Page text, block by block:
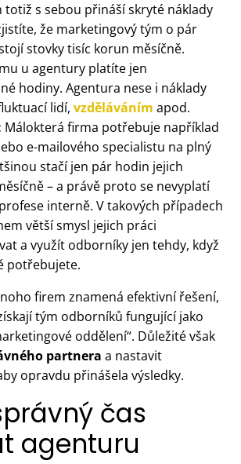
totiž s sebou přináší skryté náklady
že marketingový tým o pár
stovky tisíc korun měsíčně.
u agentury platíte jen
hodiny. Agentura nese i náklady
lidí, vzděláváním apod.
Málokterá firma potřebuje například
e-mailového specialistu na plný
stačí jen pár hodin jejich
– a právě proto se nevyplatí
interně. V takových případech
větší smysl jejich práci
a využít odborníky jen tehdy, když
potřebujete.
firem znamená efektivní řešení,
tým odborníků fungující jako
oddělení“. Důležité však
partnera a nastavit
opravdu přinášela výsledky.
čas
agenturu